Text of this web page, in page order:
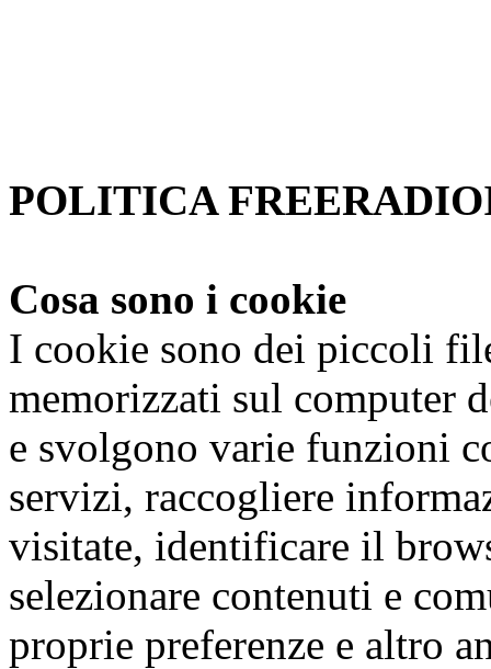
POLITICA
Cosa sono i cookie
I cookie sono dei piccoli
memorizzati sul computer
e svolgono varie funzioni
servizi, raccogliere
visitate, identificare il
selezionare contenuti e
proprie preferenze e altro